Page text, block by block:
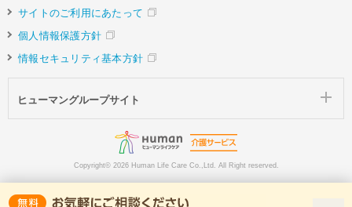
サイトのご利用にあたって
個人情報保護方針
情報セキュリティ基本方針
ヒューマングループサイト
Copyright© 2026 Human Life Care Co.,Ltd. All Right reserved.